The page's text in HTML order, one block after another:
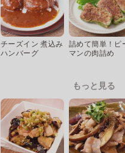
チーズイン 煮込み
ハンバーグ
詰めて簡単！ピ
マンの肉詰め
もっと見る